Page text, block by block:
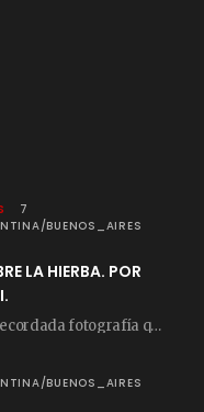
7
BUENOS_AIRES
LA HIERBA. POR
Esta es una recordada fotografía que registré…
BUENOS_AIRES